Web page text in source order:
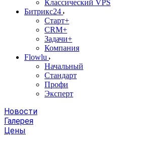
Классический VPS
Битрикс24
Старт+
CRM+
Задачи+
Компания
Flowlu
Начальный
Стандарт
Профи
Эксперт
Новости
Галерея
Цены